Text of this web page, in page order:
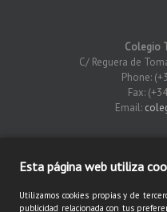
Colegio
C/ Reguera de
Phone:
Fax:
Email:
2016 Colegio Trabenco Pozo |
Esta página web utiliza
Utilizamos cookies propias y de
publicidad relacionada con tus